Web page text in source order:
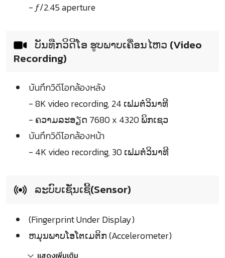
- ƒ/2.45 aperture
ບັນທືກວິດີໂອ ຮູບພາບເຄື່ອນໄຫວ (Video
Recording)
บันทึกวิดีโอกล้องหลัง
- 8K video recording, 24 ເຟມຕໍ່ວິນາທີ
- ຄວາມລະອຽດ 7680 x 4320 ພິກເຊວ
บันทึกวิดีโอกล้องหน้า
- 4K video recording, 30 ເຟມຕໍ່ວິນາທີ
ລະບົບເຊັ່ນເຊີ້(Sensor)
(Fingerprint Under Display)
ຫມຸນພາບໂອໂຕເມຕິກ (Accelerometer)